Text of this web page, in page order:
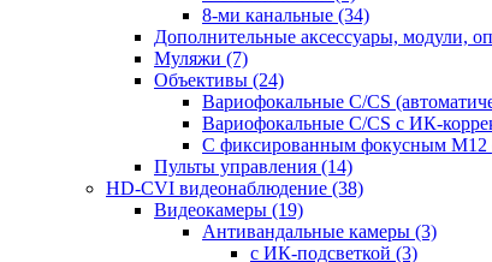
8-ми канальные (34)
Дополнительные аксессуары, модули,
Муляжи (7)
Объективы (24)
Вариофокальные C/CS
Вариофокальные C/CS с ИК-
С фиксированным фокусным М12
Пульты управления (14)
HD-CVI видеонаблюдение (38)
Видеокамеры (19)
Антивандальные камеры (3)
с ИК-подсветкой (3)